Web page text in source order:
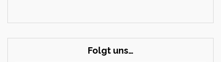
Folgt uns…